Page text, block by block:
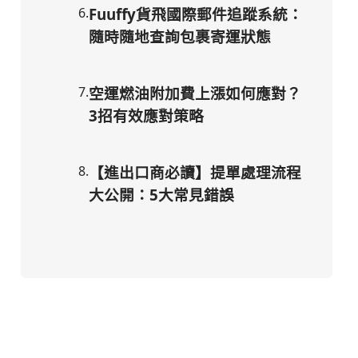
6.Fuuffy貨飛國際郵件追蹤系統：
隨時隨地查詢包裹寄運狀態
7.空運燃油附加費上漲如何應對？
3招有效應對策略
8. 【進出口商必讀】提單處理流程
大公開：5大常見錯誤